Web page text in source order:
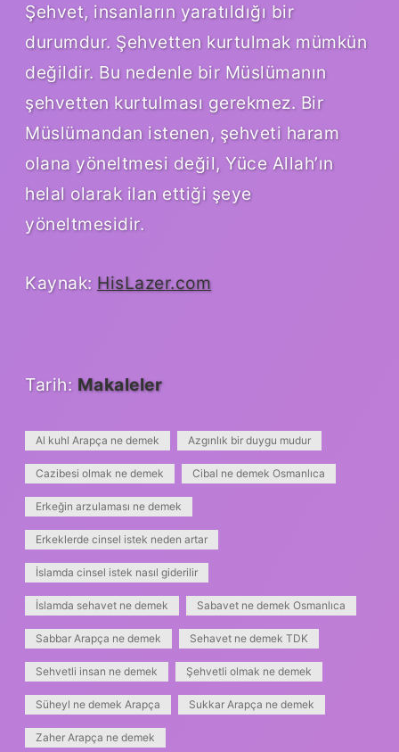
Şehvet, insanların yaratıldığı bir
durumdur. Şehvetten kurtulmak mümkün
değildir. Bu nedenle bir Müslümanın
şehvetten kurtulması gerekmez. Bir
Müslümandan istenen, şehveti haram
olana yöneltmesi değil, Yüce Allah’ın
helal olarak ilan ettiği şeye
yöneltmesidir.
Kaynak: HisLazer.com
Tarih: Makaleler
Al kuhl Arapça ne demek Azgınlık bir duygu mudur
Cazibesi olmak ne demek Cibal ne demek Osmanlıca
Erkeğin arzulaması ne demek
Erkeklerde cinsel istek neden artar
İslamda cinsel istek nasıl giderilir
İslamda sehavet ne demek Sabavet ne demek Osmanlıca
Sabbar Arapça ne demek Sehavet ne demek TDK
Sehvetli insan ne demek Şehvetli olmak ne demek
Süheyl ne demek Arapça Sukkar Arapça ne demek
Zaher Arapça ne demek